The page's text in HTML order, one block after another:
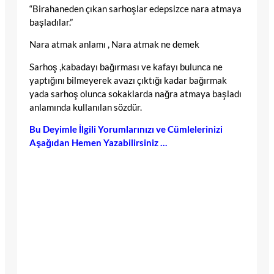
“Birahaneden çıkan sarhoşlar edepsizce nara atmaya
başladılar.”
Nara atmak anlamı , Nara atmak ne demek
Sarhoş ,kabadayı bağırması ve kafayı bulunca ne
yaptığını bilmeyerek avazı çıktığı kadar bağırmak
yada sarhoş olunca sokaklarda nağra atmaya başladı
anlamında kullanılan sözdür.
Bu Deyimle İlgili Yorumlarınızı ve Cümlelerinizi
Aşağıdan Hemen Yazabilirsiniz …